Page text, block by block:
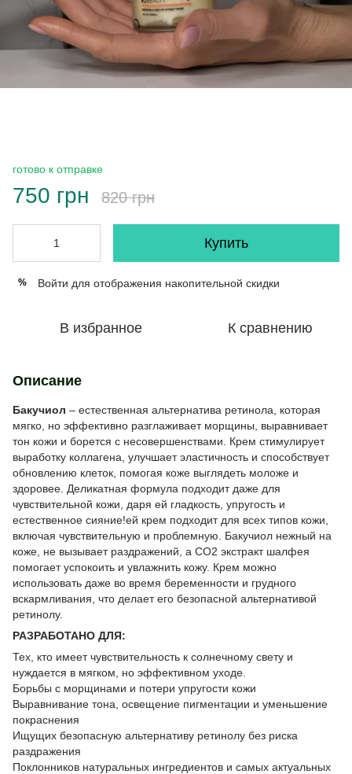
готово к отправке
750 грн 820 грн
Купить
% Войти для отображения накопительной скидки
В избранное К сравнению
Описание
Бакучиол – естественная альтернатива ретинола, которая
мягко, но эффективно разглаживает морщины, выравнивает
тон кожи и борется с несовершенствами. Крем стимулирует
выработку коллагена, улучшает эластичность и способствует
обновлению клеток, помогая коже выглядеть моложе и
здоровее. Деликатная формула подходит даже для
чувствительной кожи, даря ей гладкость, упругость и
естественное сияние!ей крем подходит для всех типов кожи,
включая чувствительную и проблемную. Бакучиол нежный на
коже, не вызывает раздражений, а CO2 экстракт шалфея
помогает успокоить и увлажнить кожу. Крем можно
использовать даже во время беременности и грудного
вскармливания, что делает его безопасной альтернативой
ретинолу.
РАЗРАБОТАНО ДЛЯ:
Тех, кто имеет чувствительность к солнечному свету и
нуждается в мягком, но эффективном уходе.
Борьбы с морщинами и потери упругости кожи
Выравнивание тона, освещение пигментации и уменьшение
покраснения
Ищущих безопасную альтернативу ретинолу без риска
раздражения
Поклонников натуральных ингредиентов и самых актуальных